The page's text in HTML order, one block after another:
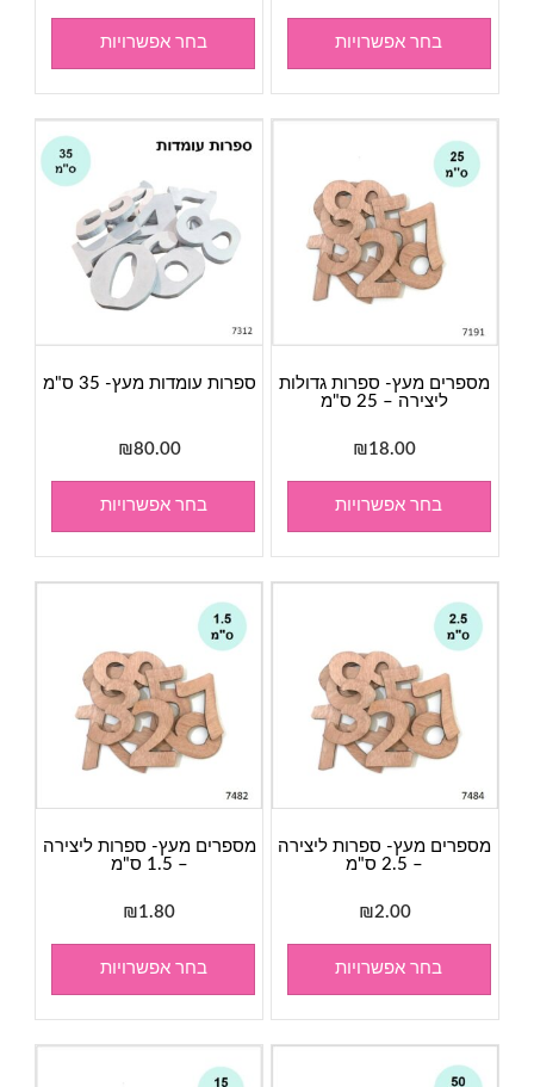
בחר אפשרויות בחר אפשרויות
מספרים מעץ- ספרות גדולות
ליצירה – 25 ס"מ
₪18.00
בחר אפשרויות
ספרות עומדות מעץ- 35 ס"מ
₪80.00
בחר אפשרויות
מספרים מעץ- ספרות ליצירה
– 2.5 ס"מ
₪2.00
בחר אפשרויות
מספרים מעץ- ספרות ליצירה
– 1.5 ס"מ
₪1.80
בחר אפשרויות